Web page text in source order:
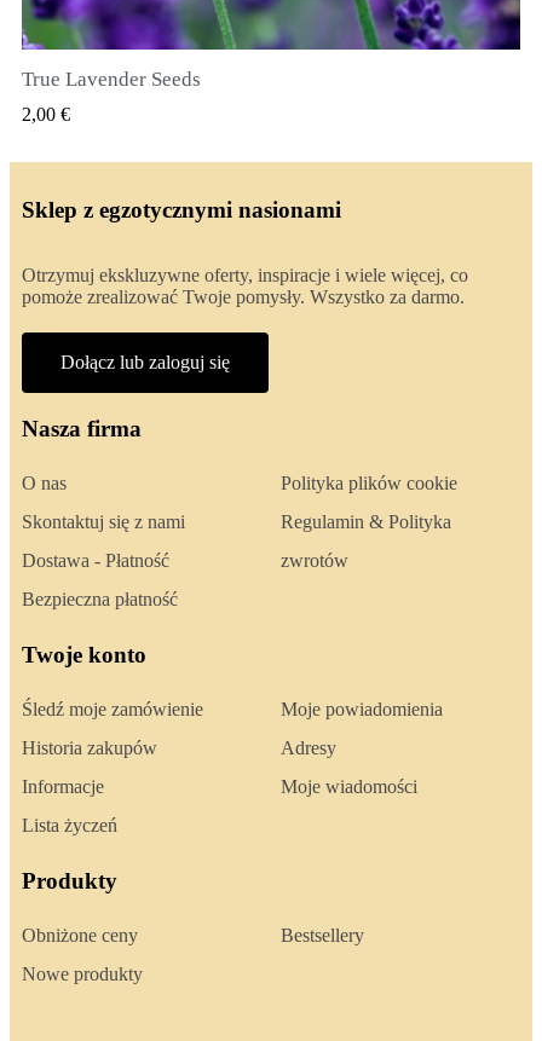
SZYBKI PODGLĄD
True Lavender Seeds
2,00 €
Sklep z egzotycznymi nasionami
Otrzymuj ekskluzywne oferty, inspiracje i wiele więcej, co
pomoże zrealizować Twoje pomysły. Wszystko za darmo.
Dołącz lub zaloguj się
Nasza firma
O nas
Skontaktuj się z nami
Dostawa - Płatność
Bezpieczna płatność
Polityka plików cookie
Regulamin & Polityka
zwrotów
Twoje konto
Śledź moje zamówienie
Historia zakupów
Informacje
Lista życzeń
Moje powiadomienia
Adresy
Moje wiadomości
Produkty
Obniżone ceny
Nowe produkty
Bestsellery